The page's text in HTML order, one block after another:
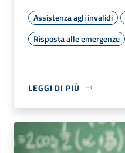
Assistenza agli invalidi
Risposta alle emergenze
LEGGI DI PIÙ